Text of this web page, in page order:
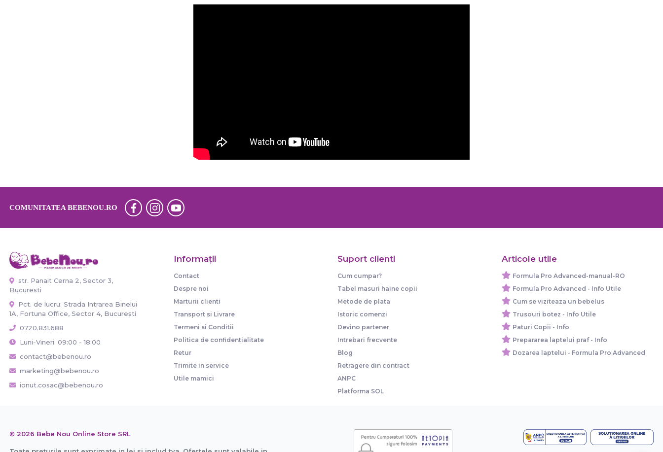
COMUNITATEA BEBENOU.RO
str. Panait Cerna 2, Sector 3,
Bucuresti
Pct. de lucru: Strada Intrarea Binelui
1A, Fortuna Office, Sector 4, București
0720.831.688
Luni-Vineri: 09:00 - 18:00
contact@bebenou.ro
marketing@bebenou.ro
ionut.cosac@bebenou.ro
Informaţii
Contact
Despre noi
Marturii clienti
Transport si Livrare
Termeni si Conditii
Politica de confidentialitate
Retur
Trimite in service
Utile mamici
Suport clienti
Cum cumpar?
Tabel masuri haine copii
Metode de plata
Istoric comenzi
Devino partener
Intrebari frecvente
Blog
Retragere din contract
ANPC
Platforma SOL
Articole utile
Formula Pro Advanced-manual-RO
Formula Pro Advanced - Info Utile
Cum se viziteaza un bebelus
Trusouri botez - Info Utile
Paturi Copii - Info
Prepararea laptelui praf - Info
Dozarea laptelui - Formula Pro Advanced
© 2026 Bebe Nou Online Store SRL